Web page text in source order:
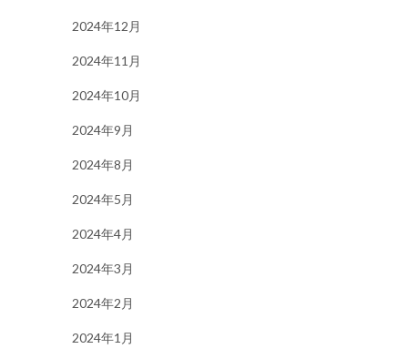
2024年12月
2024年11月
2024年10月
2024年9月
2024年8月
2024年5月
2024年4月
2024年3月
2024年2月
2024年1月